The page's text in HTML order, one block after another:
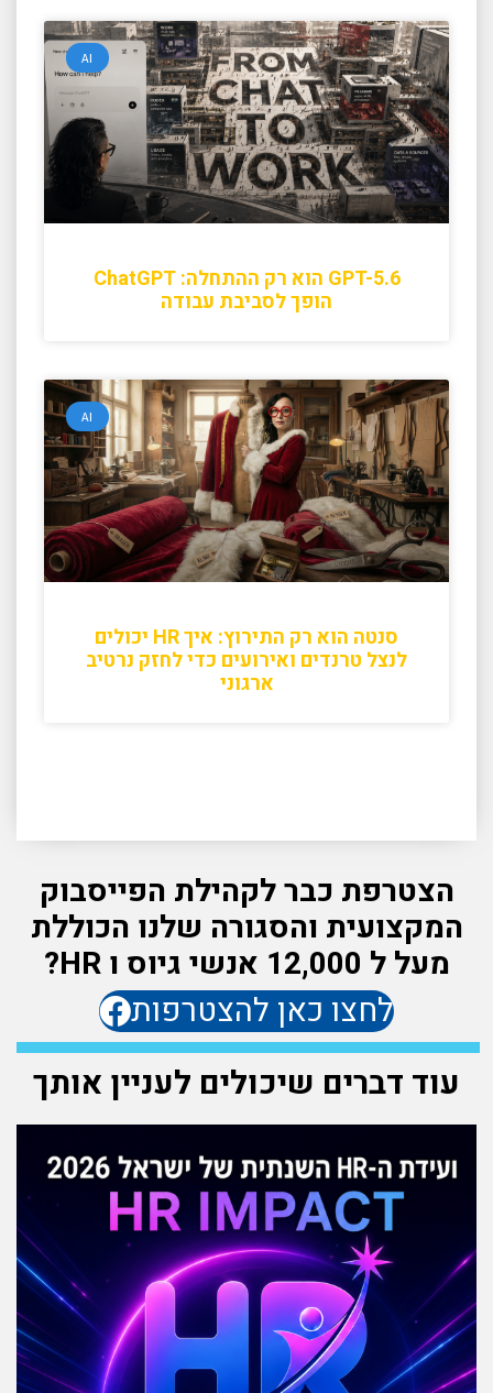
AI
GPT-5.6 הוא רק ההתחלה: ChatGPT
הופך לסביבת עבודה
AI
סנטה הוא רק התירוץ: איך HR יכולים
לנצל טרנדים ואירועים כדי לחזק נרטיב
ארגוני
הצטרפת כבר לקהילת הפייסבוק
המקצועית והסגורה שלנו הכוללת
מעל ל 12,000 אנשי גיוס ו HR?
לחצו כאן להצטרפות
עוד דברים שיכולים לעניין אותך